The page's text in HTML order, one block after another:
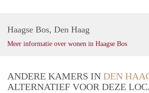
Haagse Bos, Den Haag
Meer informatie over wonen in Haagse Bos
ANDERE KAMERS IN DEN
ALTERNATIEF VOOR DEZE